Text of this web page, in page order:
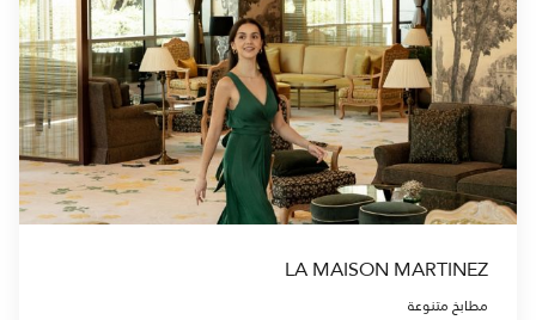
LA MAISON MARTINEZ
مطابخ متنوعة